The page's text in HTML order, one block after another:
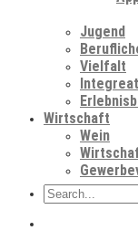
Jugend
Vielfalt
Integreat
Wirtschaft
Wein